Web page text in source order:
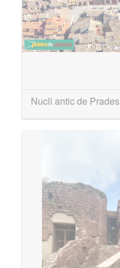
Nucli antic de Prades